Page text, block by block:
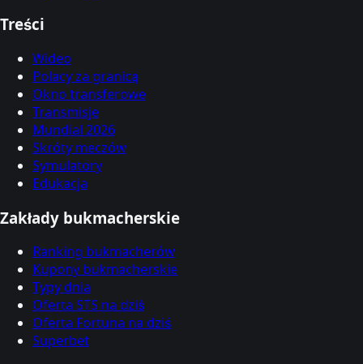
Treści
Wideo
Polacy za granicą
Okno transferowe
Transmisje
Mundial 2026
Skróty meczów
Symulatory
Edukacja
Zakłady bukmacherskie
Ranking bukmacherów
Kupony bukmacherskie
Typy dnia
Oferta STS na dziś
Oferta Fortuna na dziś
Superbet